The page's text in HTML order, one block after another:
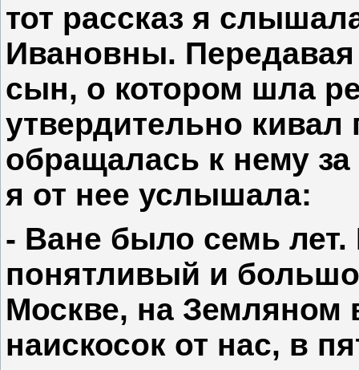
тот рассказ я
Ивановны. Передавая
сын, о котором шла
утвердительно кивал
обращалась к нему
я от нее услышала:
- Ване было семь
понятливый и
Москве, на Земляном
наискосок от нас, в